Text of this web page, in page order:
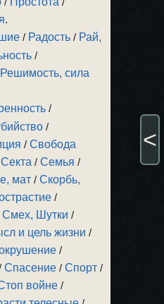
.
/ Радость / Рай,
/
Решимость, сила
/
/
/Свобода
Секта /Семья /
мат /Скорбь,
/
Смех, Шутки /
и цель жизни /
/
Спасение /Спорт /
войне /
<